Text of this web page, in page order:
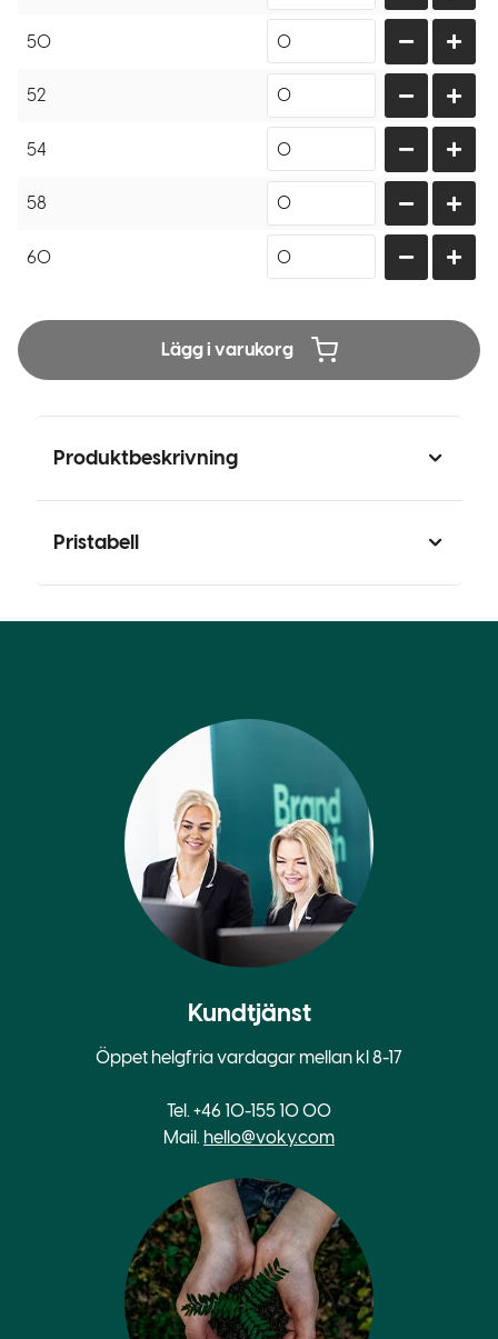
50
52
54
58
60
Lägg i varukorg
Produktbeskrivning
Pristabell
Kundtjänst
Öppet helgfria vardagar mellan kl 8-17
Tel. +46 10-155 10 00
Mail. hello@voky.com